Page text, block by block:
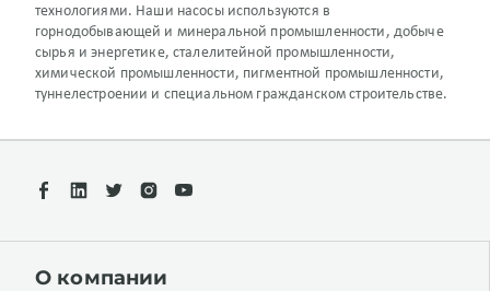
технологиями. Наши насосы используются в
горнодобывающей и минеральной промышленности, добыче
сырья и энергетике, сталелитейной промышленности,
химической промышленности, пигментной промышленности,
туннелестроении и специальном гражданском строительстве.
О компании